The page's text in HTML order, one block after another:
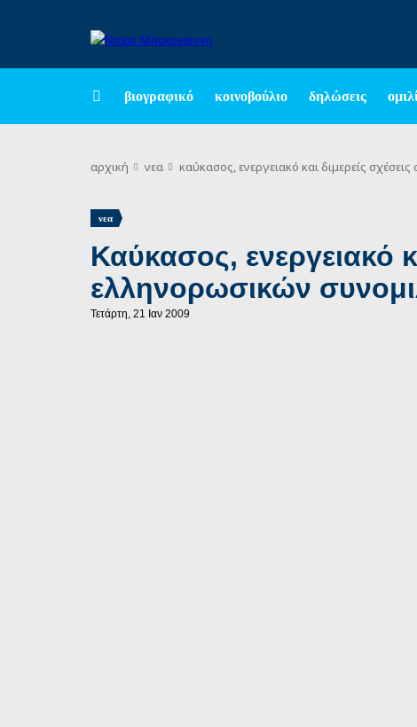
βιογραφικό κοινοβούλιο δηλώσεις
αρχική νεα καύκασος, ενεργειακό και διμερείς
νεα
Καύκασος, ενεργειακό
ελληνορωσικών
Τετάρτη, 21 Ιαν 2009